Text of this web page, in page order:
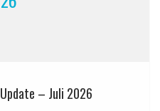
– Juli 2026